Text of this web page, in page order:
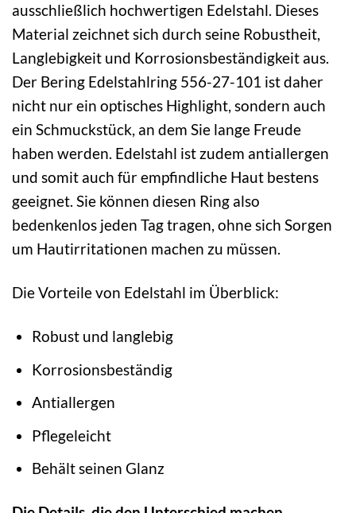
ausschließlich hochwertigen Edelstahl. Dieses
Material zeichnet sich durch seine Robustheit,
Langlebigkeit und Korrosionsbeständigkeit aus.
Der Bering Edelstahlring 556-27-101 ist daher
nicht nur ein optisches Highlight, sondern auch
ein Schmuckstück, an dem Sie lange Freude
haben werden. Edelstahl ist zudem antiallergen
und somit auch für empfindliche Haut bestens
geeignet. Sie können diesen Ring also
bedenkenlos jeden Tag tragen, ohne sich Sorgen
um Hautirritationen machen zu müssen.
Die Vorteile von Edelstahl im Überblick:
Robust und langlebig
Korrosionsbeständig
Antiallergen
Pflegeleicht
Behält seinen Glanz